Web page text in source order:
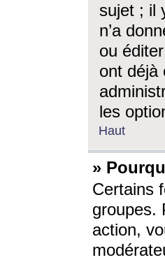
sujet ; il
n’a
ou
ont déjà
les
Haut
»
Certains
groupes.
action,